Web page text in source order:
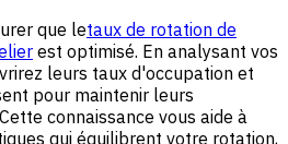
que letaux de rotation de
est optimisé. En analysant vos
leurs taux d'occupation et
pour maintenir leurs
connaissance vous aide à
qui équilibrent votre rotation,